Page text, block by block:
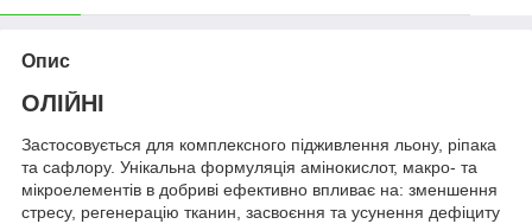
Опис
ОЛІЙНІ
Застосовується для комплексного підживлення льону, ріпака
та сафлору. Унікальна формуляція амінокислот, макро- та
мікроелементів в добриві ефективно впливає на: зменшення
стресу, регенерацію тканин, засвоєння та усунення дефіциту